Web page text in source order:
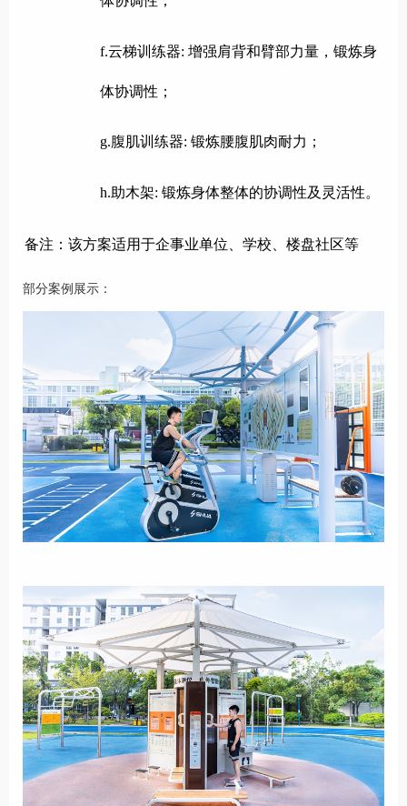
f.云梯训练器: 增强肩背和臂部力量，锻炼身
体协调性；
g.腹肌训练器: 锻炼腰腹肌肉耐力；
h.助木架: 锻炼身体整体的协调性及灵活性。
备注：该方案适用于企事业单位、学校、楼盘社区等
部分案例展示：